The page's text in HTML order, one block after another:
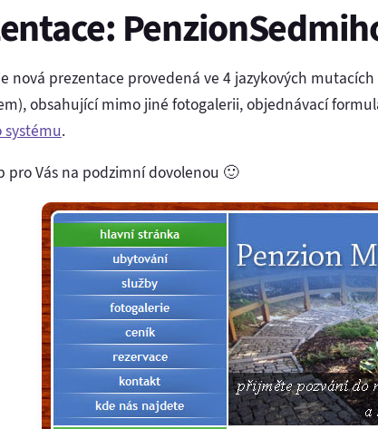
nová prezentace provedená ve 4 jazykových
obsahující mimo jiné fotogalerii, objednávací
.
pro Vás na podzimní dovolenou 🙂